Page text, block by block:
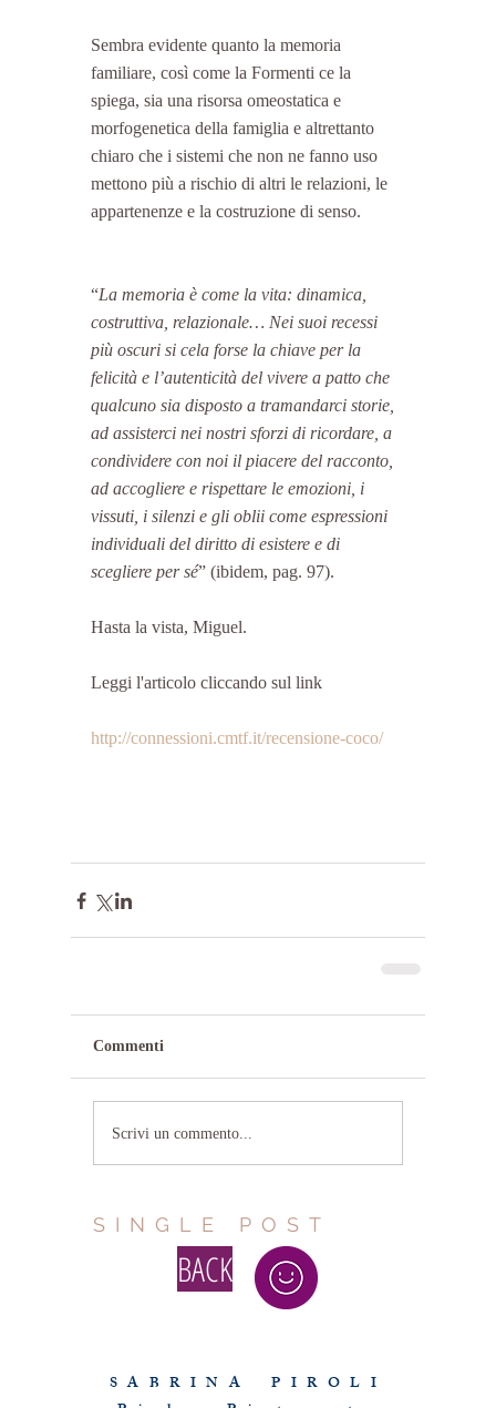
Sembra evidente quanto la memoria
familiare, così come la Formenti ce la
spiega, sia una risorsa omeostatica e
morfogenetica della famiglia e altrettanto
chiaro che i sistemi che non ne fanno uso
mettono più a rischio di altri le relazioni, le
appartenenze e la costruzione di senso.
“La memoria è come la vita: dinamica,
costruttiva, relazionale… Nei suoi recessi
più oscuri si cela forse la chiave per la
felicità e l’autenticità del vivere a patto che
qualcuno sia disposto a tramandarci storie,
ad assisterci nei nostri sforzi di ricordare, a
condividere con noi il piacere del racconto,
ad accogliere e rispettare le emozioni, i
vissuti, i silenzi e gli oblii come espressioni
individuali del diritto di esistere e di
scegliere per sé” (ibidem, pag. 97).
Hasta la vista, Miguel.
Leggi l'articolo cliccando sul link
http://connessioni.cmtf.it/recensione-coco/
Commenti
Scrivi un commento...
SINGLE POST
BACK
S A B R I N A P I R O L I